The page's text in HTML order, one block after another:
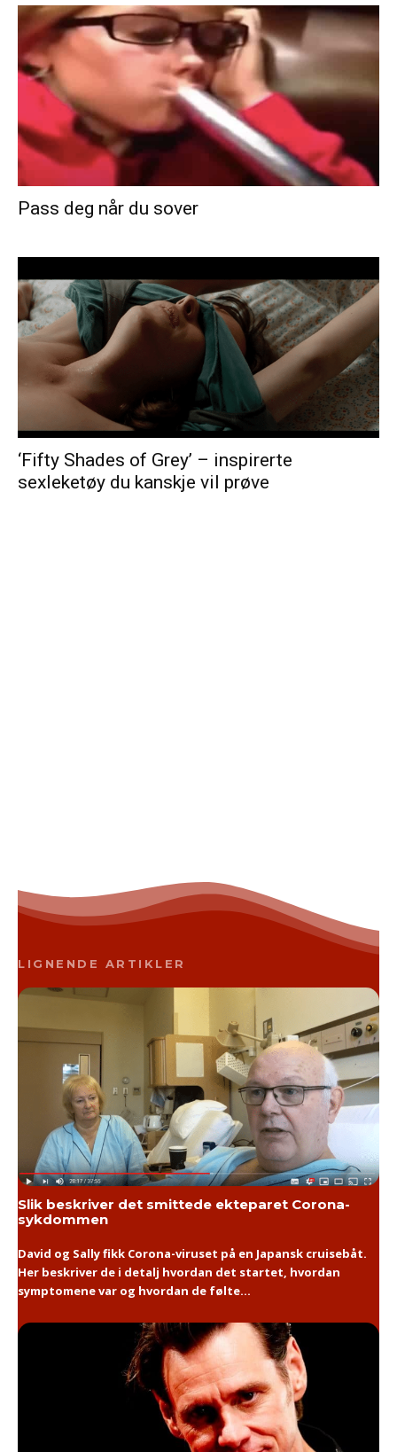
Pass deg når du sover
‘Fifty Shades of Grey’ – inspirerte
sexleketøy du kanskje vil prøve
LIGNENDE ARTIKLER
Slik beskriver det smittede ekteparet Corona-
sykdommen
David og Sally fikk Corona-viruset på en Japansk cruisebåt.
Her beskriver de i detalj hvordan det startet, hvordan
symptomene var og hvordan de følte...